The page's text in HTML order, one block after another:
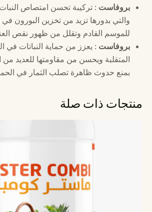
بروفاست: تركيبة تحسن امتصاص
والتي بدورها تزيد من تخزين البورون في
للموسم القادم وتقلل من ظهور نقص
بروفاست: يعزز من حماية النباتات في
المتقلبة ويحسن من مقاومتها للعديد من
بمنع حدوث ظاهرة تصلب الثمار في
منتجات ذات صلة